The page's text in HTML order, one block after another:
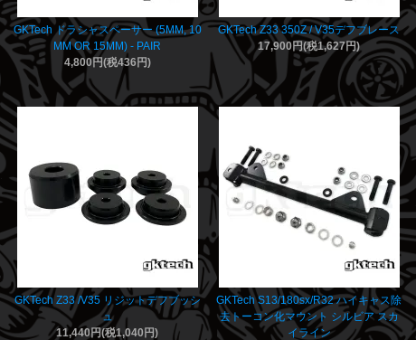
GKTech ドラシャスペーサー (5MM, 10
MM OR 15MM) - PAIR
4,800円(税436円)
GKTech Z33 350Z / V35デフブレース
17,900円(税1,627円)
GKTech Z33 /V35 リジットデフブッシ
ュ
11,440円(税1,040円)
GKTech S13/180sx/R32 ハイキャス除
去トーコン化マウント シルビア スカ
イライン